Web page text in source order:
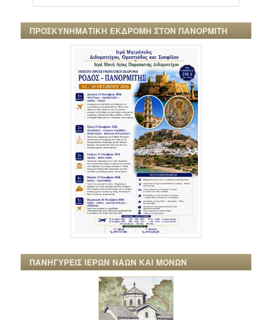
ΠΡΟΣΚΥΝΗΜΑΤΙΚΗ ΕΚΔΡΟΜΗ ΣΤΟΝ ΠΑΝΟΡΜΙΤΗ
ΠΑΝΗΓΥΡΕΙΣ ΙΕΡΩΝ ΝΑΩΝ ΚΑΙ ΜΟΝΩΝ